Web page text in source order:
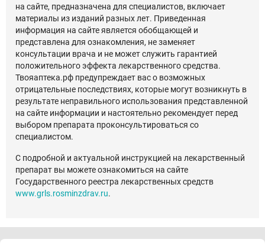
на сайте, предназначена для специалистов, включает
материалы из изданий разных лет. Приведенная
информация на сайте является обобщающей и
представлена для ознакомления, не заменяет
консультации врача и не может служить гарантией
положительного эффекта лекарственного средства.
Твояаптека.рф предупреждает вас о возможных
отрицательные последствиях, которые могут возникнуть в
результате неправильного использования представленной
на сайте информации и настоятельно рекомендует перед
выбором препарата проконсультироваться со
специалистом.
С подробной и актуальной инструкцией на лекарственный
препарат вы можете ознакомиться на сайте
Государственного реестра лекарственных средств
www.grls.rosminzdrav.ru.